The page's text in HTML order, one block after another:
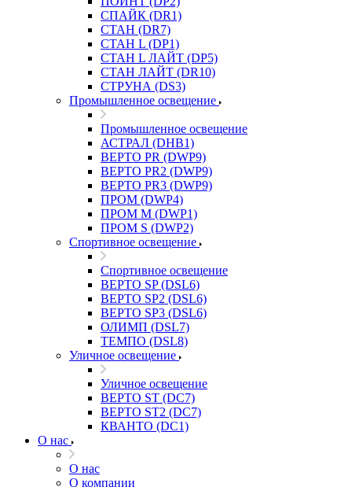
СПАЙК (DR1)
СТАН (DR7)
СТАН L (DP1)
СТАН L ЛАЙТ (DP5)
СТАН ЛАЙТ (DR10)
СТРУНА (DS3)
Промышленное освещение
Промышленное освещение
АСТРАЛ (DHB1)
ВЕРТО PR (DWP9)
ВЕРТО PR2 (DWP9)
ВЕРТО PR3 (DWP9)
ПРОМ (DWP4)
ПРОМ M (DWP1)
ПРОМ S (DWP2)
Спортивное освещение
Спортивное освещение
ВЕРТО SP (DSL6)
ВЕРТО SP2 (DSL6)
ВЕРТО SP3 (DSL6)
ОЛИМП (DSL7)
ТЕМПО (DSL8)
Уличное освещение
Уличное освещение
ВЕРТО ST (DC7)
ВЕРТО ST2 (DC7)
КВАНТО (DC1)
О нас
О нас
О компании